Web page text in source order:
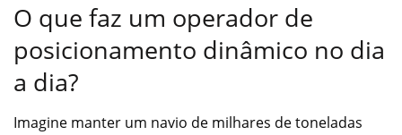
O que faz um operador de
posicionamento dinâmico no dia
a dia?
Imagine manter um navio de milhares de toneladas